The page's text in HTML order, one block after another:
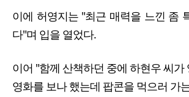
이에 허영지는 "최근 매력을 느낀 좀
다"며 입을 열었다.
이어 "함께 산책하던 중에 하현우 씨가
영화를 보나 했는데 팝콘을 먹으러 가